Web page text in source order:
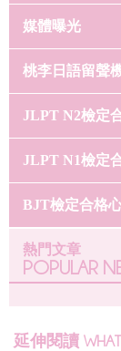
媒體曝光
桃李日語留聲
JLPT N2檢定
JLPT N1檢定
BJT檢定合格
熱門文章
POPULAR
延伸閱讀